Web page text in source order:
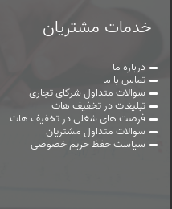
خدمات مشتریان
درباره ما
تماس با ما
سوالات متداول شرکای تجاری
تبلیغات در تخفیف هات
فرصت های شغلی در تخفیف هات
سوالات متداول مشتریان
سیاست حفظ حریم خصوصی